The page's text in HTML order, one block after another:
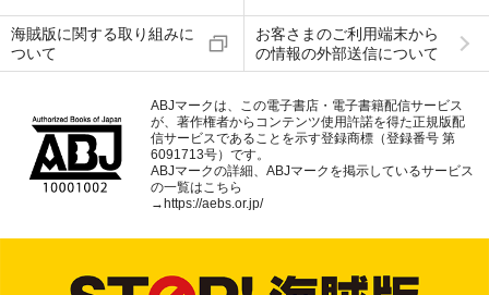
海賊版に関する取り組みに
ついて
お客さまのご利用端末から
の情報の外部送信について
ABJマークは、この電子書店・電子書籍配信サービス
が、著作権者からコンテンツ使用許諾を得た正規版配
信サービスであることを示す登録商標（登録番号 第
6091713号）です。
ABJマークの詳細、ABJマークを掲示しているサービス
の一覧はこちら
→https://aebs.or.jp/